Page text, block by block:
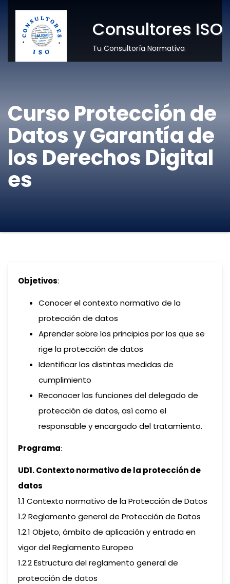
Consultores ISO
Tu Consultoría Normativa
Curso Protección de
Datos y Garantía de
los Derechos Digital
es
Objetivos:
Conocer el contexto normativo de la
protección de datos
Aprender sobre los principios por los que se
rige la protección de datos
Identificar las distintas medidas de
cumplimiento
Reconocer las funciones del delegado de
protección de datos, así como el
responsable y encargado del tratamiento.
Programa:
UD1. Contexto normativo de la protección de
datos
1.1 Contexto normativo de la Protección de Datos
1.2 Reglamento general de Protección de Datos
1.2.1 Objeto, ámbito de aplicación y entrada en
vigor del Reglamento Europeo
1.2.2 Estructura del reglamento general de
protección de datos